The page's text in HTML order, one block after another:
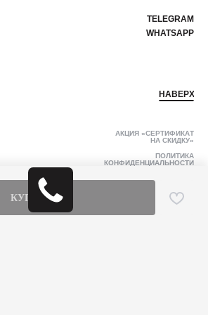
КУПИТЬ
АКЦИЯ «СЕРТИФИКАТ
НА СКИДКУ»
ПОЛИТИКА
КОНФИДЕНЦИАЛЬНОСТИ
НАВЕРХ
TELEGRAM
WHATSAPP